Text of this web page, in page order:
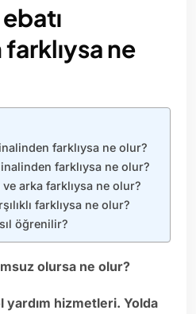
ne
farklıysa ne olur?
farklıysa ne olur?
arka farklıysa ne olur?
farklıysa ne olur?
öğrenilir?
olursa ne olur?
hizmetleri. Yolda